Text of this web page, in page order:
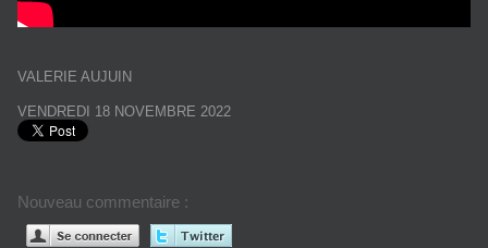
VALERIE AUJUIN
VENDREDI 18 NOVEMBRE 2022
Nouveau commentaire :